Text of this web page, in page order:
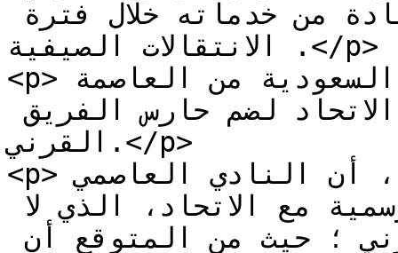
الانتقالات الصيفية .</p>
<p>ونقلت المصادر أن احد الاندية السعودية من العاصمة
القرني.</p>
<p>وأوضحت مصادر في نادي الاتحاد، أن النادي العاصمي